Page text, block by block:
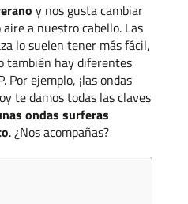
y nos gusta cambiar
a nuestro cabello. Las
lo suelen tener más fácil,
también hay diferentes
Por ejemplo, ¡las ondas
te damos todas las claves
ondas surferas
. ¿Nos acompañas?